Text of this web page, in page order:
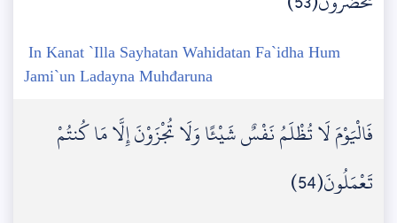
In Kanat `Illa Sayhatan Wahidatan Fa`idha Hum
Jami`un Ladayna Muhđaruna
فَالْيَوْمَ لَا تُظْلَمُ نَفْسٌ شَيْئًا وَلَا تُجْزَوْنَ إِلَّا مَا كُنتُمْ
تَعْمَلُونَ(54)